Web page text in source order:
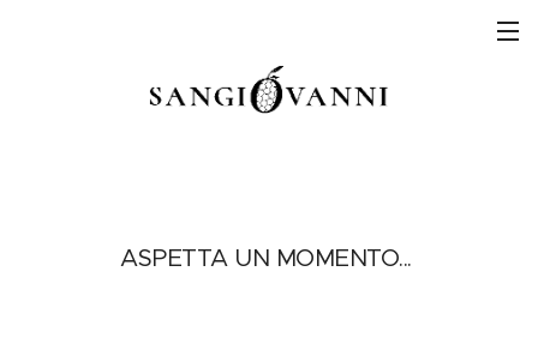
ASPETTA UN MOMENTO...